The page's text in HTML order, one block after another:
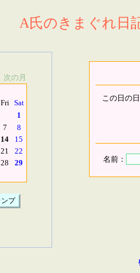
A氏のきまぐれ日
次の月
Fri Sat
1
7
8
14
15
21
22
28
29
この日の
名前：